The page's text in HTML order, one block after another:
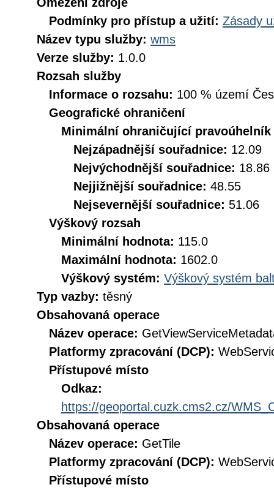
Podmínky pro přístup a užití: Zásady
Název typu služby: wms
Verze služby: 1.0.0
Rozsah služby
Informace o rozsahu: 100 % území
Geografické ohraničení
Minimální ohraničující pravoúhelník
Nejzápadnější souřadnice: 12.09
Nejvýchodnější souřadnice: 18.86
Nejjižnější souřadnice: 48.55
Nejsevernější souřadnice: 51.06
Výškový rozsah
Minimální hodnota: 115.0
Maximální hodnota: 1602.0
Výškový systém: Výškový systém
Typ vazby: těsný
Obsahovaná operace
Název operace:
Platformy zpracování (DCP):
Přístupové místo
Odkaz:
https://geoportal.cuzk.cms2.cz/
Obsahovaná operace
Název operace: GetTile
Platformy zpracování (DCP):
Přístupové místo